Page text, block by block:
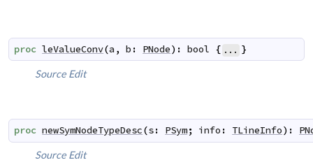
proc leValueConv(a , b : PNode) : bool { ... }
Source Edit
proc newSymNodeTypeDesc(s: PSym; info : TLineInfo) :
Source Edit